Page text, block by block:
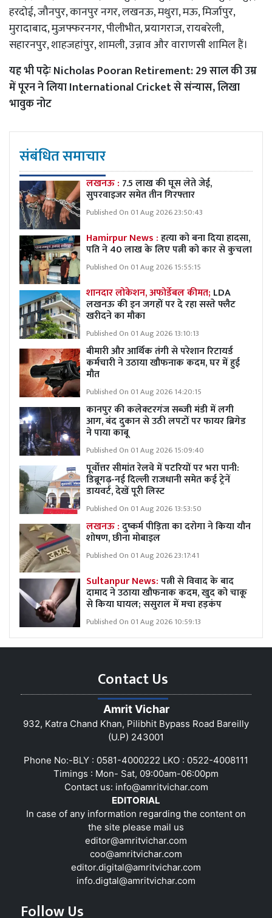
हरदोई, जौनपुर, कानपुर नगर, लखनऊ, मथुरा, मऊ, मिर्जापुर,
मुरादाबाद, मुज़फ्फरनगर, पीलीभीत, प्रयागराज, रायबरेली,
सहारनपुर, शाहजहांपुर, शामली, उन्नाव और वाराणसी शामिल हैं।
यह भी पढ़ेःNicholas Pooran Retirement: 29 साल की उम्र
में पूरन ने लिया International Cricket से संन्यास, लिखा
भावुक नोट
संबंधित समाचार
लखनऊ : 7.5 लाख की घूस लेते जेई,
सुपरवाइजर समेत तीन गिरफ्तार
Published On 01 Aug 2026 23:50:43
Hamirpur News :हत्या को बना दिया हादसा,
पति ने 40 लाख के लिए पत्नी को कार से कुचला
Published On 01 Aug 2026 15:55:15
शानदार लोकेशन, अफोर्डेबल कीमत; LDA
लखनऊ की इन जगहों पर दे रहा सस्ते फ्लैट
खरीदने का मौका
Published On 01 Aug 2026 13:10:13
बीमारी और आर्थिक तंगी से परेशान रिटायर्ड
कर्मचारी ने उठाया खौफनाक कदम, घर में हुई
मौत
Published On 01 Aug 2026 14:20:15
कानपुर की कलेक्टरगंज सब्जी मंडी में लगी
आग, बंद दुकान से उठी लपटों पर फायर ब्रिगेड
ने पाया काबू
Published On 01 Aug 2026 15:09:40
पूर्वोत्तर सीमांत रेलवे में पटरियों पर भरा पानी:
डिब्रूगढ़-नई दिल्ली राजधानी समेत कई ट्रेनें
डायवर्ट, देखें पूरी लिस्ट
Published On 01 Aug 2026 13:53:50
लखनऊ :दुष्कर्म पीड़िता का दरोगा ने किया यौन
शोषण, छीना मोबाइल
Published On 01 Aug 2026 23:17:41
Sultanpur News:पत्नी से विवाद के बाद
दामाद ने उठाया खौफनाक कदम, खुद को चाकू
से किया घायल; ससुराल में मचा हड़कंप
Published On 01 Aug 2026 10:59:13
Contact Us
Amrit Vichar
932, Katra Chand Khan, Pilibhit Bypass Road Bareilly
(U.P) 243001
Phone No:-BLY : 0581-4000222 LKO : 0522-4008111
Timings : Mon- Sat, 09:00am-06:00pm
Contact us: info@amritvichar.com
EDITORIAL
In case of any information regarding the content on
the site please mail us
editor@amritvichar.com
coo@amritvichar.com
editor.digital@amritvichar.com
info.digtal@amritvichar.com
Follow Us